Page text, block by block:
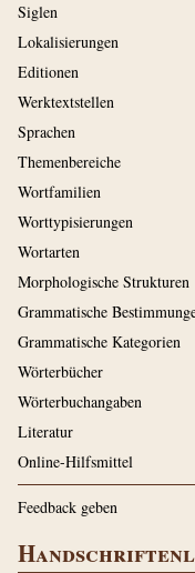
Siglen
Lokalisierungen
Editionen
Werktextstellen
Sprachen
Themenbereiche
Wortfamilien
Worttypisierungen
Wortarten
Morphologische Strukturen
Grammatische
Grammatische Kategorien
Wörterbücher
Wörterbuchangaben
Literatur
Online-Hilfsmittel
Feedback geben